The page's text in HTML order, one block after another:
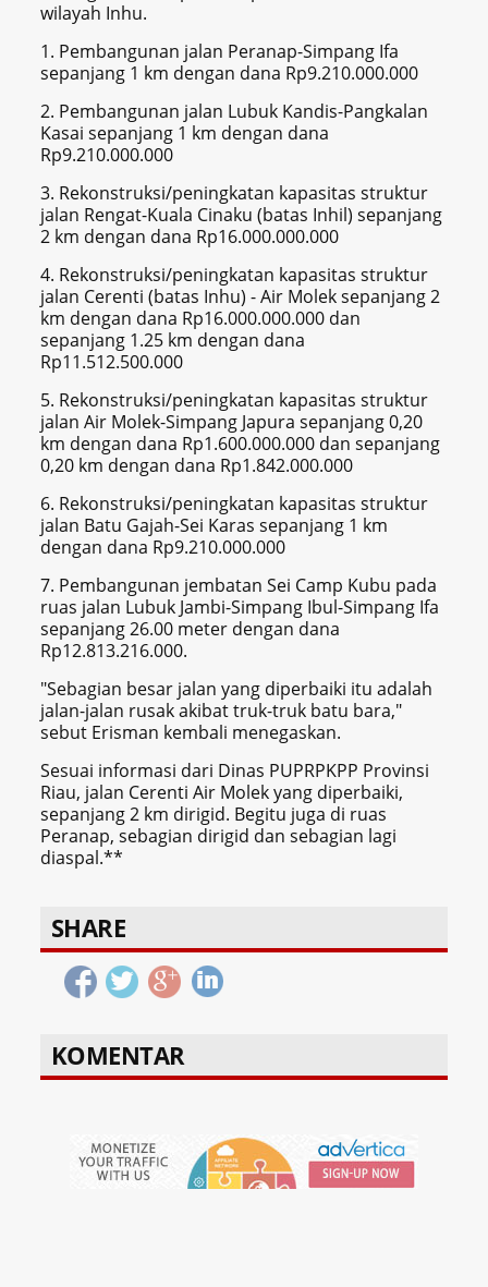
wilayah Inhu.
1. Pembangunan jalan Peranap-Simpang Ifa
sepanjang 1 km dengan dana Rp9.210.000.000
2. Pembangunan jalan Lubuk Kandis-Pangkalan
Kasai sepanjang 1 km dengan dana
Rp9.210.000.000
3. Rekonstruksi/peningkatan kapasitas struktur
jalan Rengat-Kuala Cinaku (batas Inhil) sepanjang
2 km dengan dana Rp16.000.000.000
4. Rekonstruksi/peningkatan kapasitas struktur
jalan Cerenti (batas Inhu) - Air Molek sepanjang 2
km dengan dana Rp16.000.000.000 dan
sepanjang 1.25 km dengan dana
Rp11.512.500.000
5. Rekonstruksi/peningkatan kapasitas struktur
jalan Air Molek-Simpang Japura sepanjang 0,20
km dengan dana Rp1.600.000.000 dan sepanjang
0,20 km dengan dana Rp1.842.000.000
6. Rekonstruksi/peningkatan kapasitas struktur
jalan Batu Gajah-Sei Karas sepanjang 1 km
dengan dana Rp9.210.000.000
7. Pembangunan jembatan Sei Camp Kubu pada
ruas jalan Lubuk Jambi-Simpang Ibul-Simpang Ifa
sepanjang 26.00 meter dengan dana
Rp12.813.216.000.
"Sebagian besar jalan yang diperbaiki itu adalah
jalan-jalan rusak akibat truk-truk batu bara,"
sebut Erisman kembali menegaskan.
Sesuai informasi dari Dinas PUPRPKPP Provinsi
Riau, jalan Cerenti Air Molek yang diperbaiki,
sepanjang 2 km dirigid. Begitu juga di ruas
Peranap, sebagian dirigid dan sebagian lagi
diaspal.**
SHARE
KOMENTAR